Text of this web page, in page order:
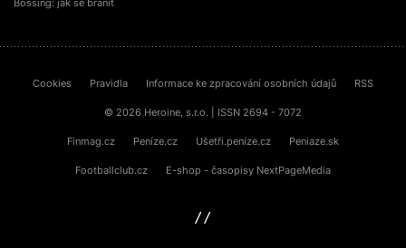
Bossing: jak se bránit
Cookies Pravidla Informace ke zpracování osobních údajů RSS
© 2026 Heroine, s.r.o. | ISSN 2694 - 7072
Finmag.cz Peníze.cz Ušetři.peníze.cz Peniaze.sk
Footballclub.cz E-shop - časopisy NextPageMedia